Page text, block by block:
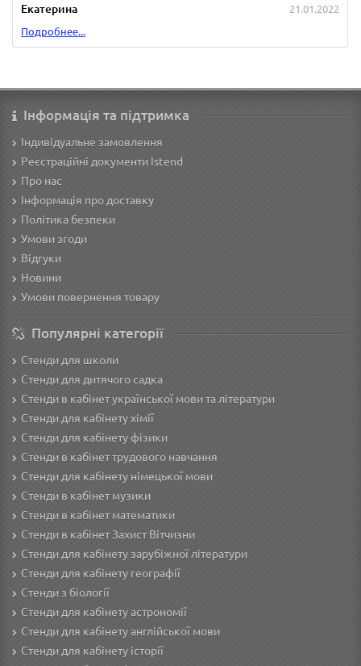
Екатерина
21.01.2022
Подробнее...
Інформація та підтримка
Індивідуальне замовлення
Реєстраційні документи Istend
Про нас
Інформація про доставку
Політика безпеки
Умови згоди
Відгуки
Новини
Умови повернення товару
Популярні категорії
Стенди для школи
Стенди для дитячого садка
Стенди в кабінет української мови та літератури
Стенди для кабінету хімії
Стенди для кабінету фізики
Стенди в кабінет трудового навчання
Cтенди для кабінету німецької мови
Стенди в кабінет музики
Стенди в кабінет математики
Стенди в кабінет Захист Вітчизни
Стенди для кабінету зарубіжної літератури
Стенди для кабінету географії
Стенди з біології
Стенди для кабінету астрономії
Стенди для кабінету англійської мови
Стенди для кабінету історії